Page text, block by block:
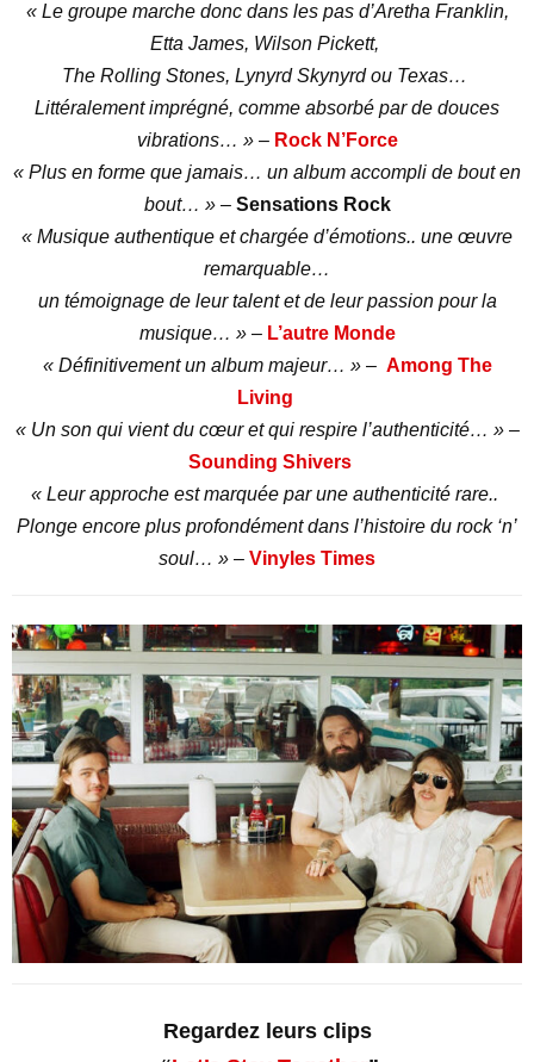
« Le groupe marche donc dans les pas d’Aretha Franklin,
Etta James, Wilson Pickett,
The Rolling Stones, Lynyrd Skynyrd ou Texas…
Littéralement imprégné, comme absorbé par de douces
vibrations… »– Rock N’Force
« Plus en forme que jamais… un album accompli de bout en
bout… »– Sensations Rock
« Musique authentique et chargée d’émotions.. une œuvre
remarquable…
un témoignage de leur talent et de leur passion pour la
musique… » – L’autre Monde
« Définitivement un album majeur… »– Among The
Living
« Un son qui vient du cœur et qui respire l’authenticité… »–
Sounding Shivers
« Leur approche est marquée par une authenticité rare..
Plonge encore plus profondément dans l’histoire du rock ‘n’
soul… » – Vinyles Times
Regardez leurs clips